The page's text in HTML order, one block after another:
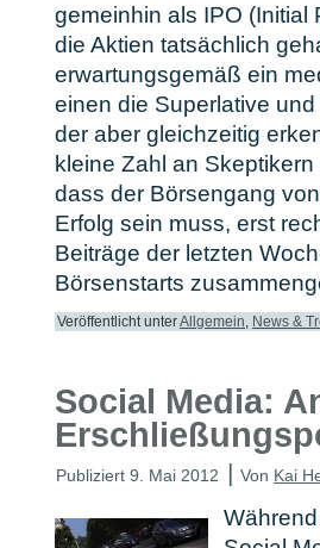
gemeinhin als IPO (Initial
die Aktien tatsächlich
erwartungsgemäß ein
einen die Superlative
der aber gleichzeitig
kleine Zahl an
dass der Börsengang
Erfolg sein muss, erst
Beiträge der letzten
Börsenstarts
Veröffentlicht unterAllgemein, News &
Social Media:
Publiziert 9. Mai 2012 | Von Kai